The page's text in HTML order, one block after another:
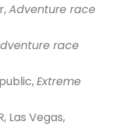
Adventure race
race
Extreme
Las Vegas,